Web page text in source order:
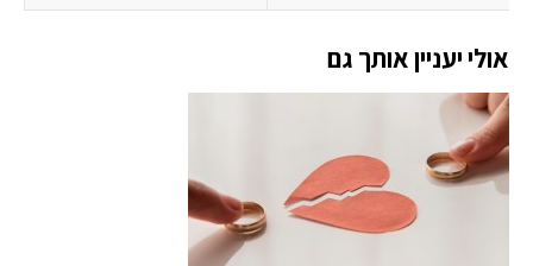
אולי יעניין אותך גם